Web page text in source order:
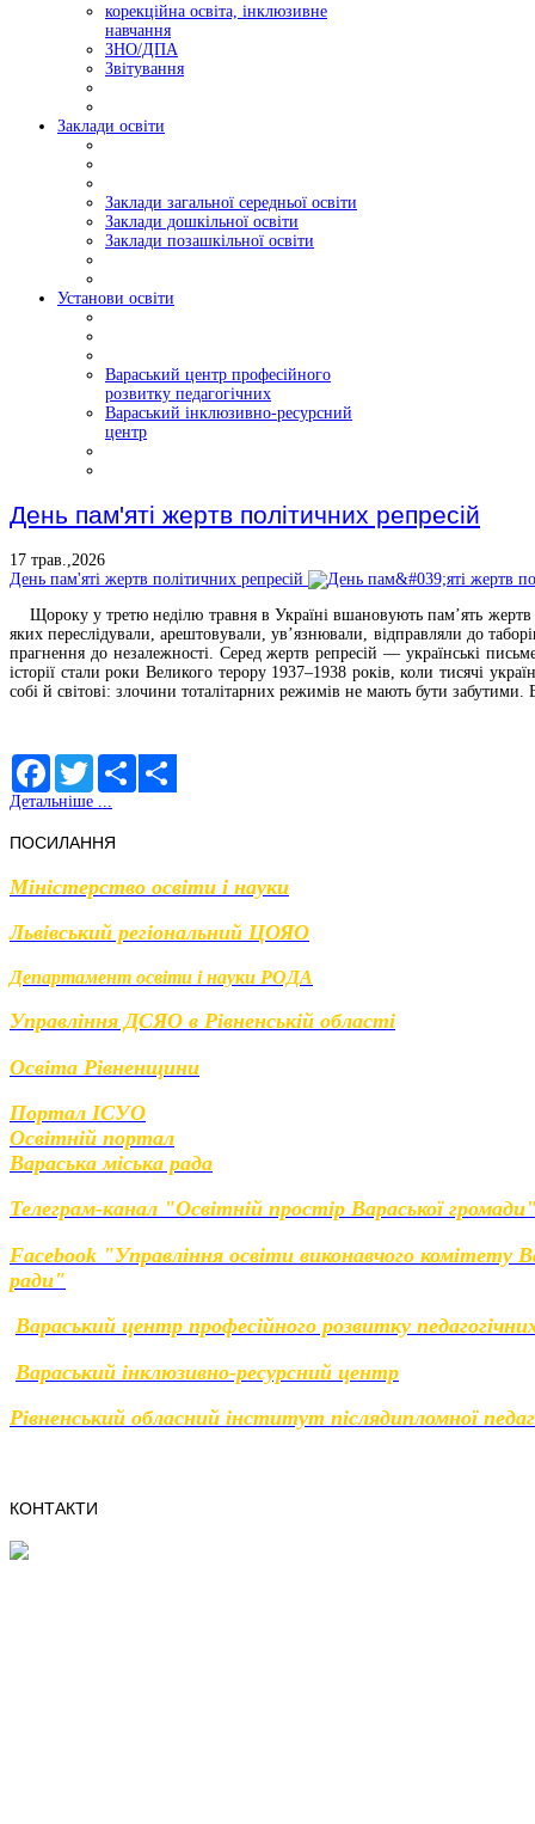
корекційна освіта, інклюзивне
навчання
ЗНО/ДПА
Звітування
Заклади освіти
Заклади загальної середньої освіти
Заклади дошкільної освіти
Заклади позашкільної освіти
Установи освіти
Вараський центр професійного
розвитку педагогічних
Вараський інклюзивно-ресурсний
центр
День пам'яті жертв політичних репресій
17 трав.,2026
День пам'яті жертв політичних репресій
Щороку у третю неділю травня в Україні вшановують пам’ять
яких переслідували, арештовували, ув’язнювали, відправляли до
прагнення до незалежності. Серед жертв репресій — українські
історії стали роки Великого терору 1937–1938 років, коли тисячі
собі й світові: злочини тоталітарних режимів не мають бути
FacebookTwitter Share
Share
Детальніше ...
ПОСИЛАННЯ
Міністерство освіти і науки
Львівський регіональний ЦОЯО
Департамент освіти і науки РОДА
Управління ДСЯО в Рівненській області
Освіта Рівненщини
Портал ІСУО
Освітній портал
Вараська міська рада
Телеграм-канал "Освітній простір Вараської
Facebook "Управління освіти виконавчого комітету
ради"
Вараський центр професійного розвитку
Вараський інклюзивно-ресурсний центр
Рівненський обласний інститут післядипломної
КОНТАКТИ